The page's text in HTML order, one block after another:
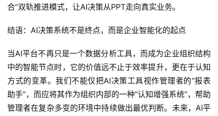
合”双轨推进模式，让AI决策从PPT走向真实业务。
结语：AI决策系统不是终点，而是企业智能化的起点
当AI平台不再只是一个数据分析工具，而成为企业组织结构
中的智能节点时，它的价值远不止于效率提升，更在于认知
方式的变革。我们不能仅把AI决策工具视作管理者的“报表
助手”，而应将其作为组织内部的一种“认知增强系统”，帮助
管理者在复杂多变的环境中持续做出最优判断。未来，AI平